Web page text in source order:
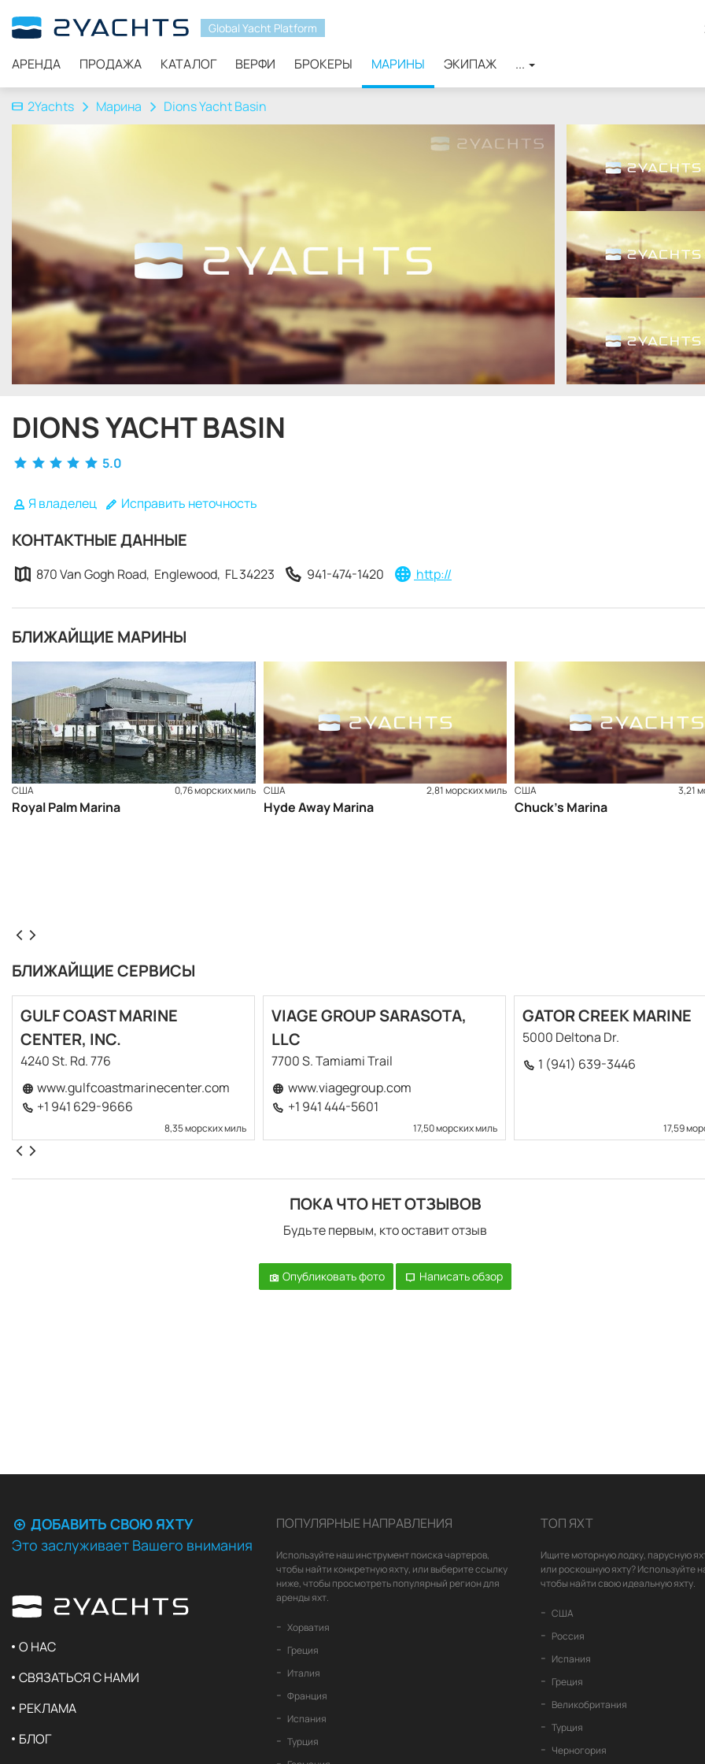
Global Yacht Platform
АРЕНДА ПРОДАЖА КАТАЛОГ ВЕРФИ БРОКЕРЫ МАРИНЫ ЭКИПАЖ ...
2Yachts Марина Dions Yacht Basin
DIONS YACHT BASIN
5.0
Я владелец Исправить неточность
КОНТАКТНЫЕ ДАННЫЕ
870 Van Gogh Road, Englewood, FL 34223 941-474-1420 http://
БЛИЖАЙЩИЕ МАРИНЫ
США 0,76 морских миль
Royal Palm Marina
США 2,81 морских миль
Hyde Away Marina
США 3,21
Chuck’s Marina
БЛИЖАЙЩИЕ СЕРВИСЫ
GULF COAST MARINE
CENTER, INC.
4240 St. Rd. 776
www.gulfcoastmarinecenter.com
+1 941 629-9666
8,35 морских миль
VIAGE GROUP SARASOTA,
LLC
7700 S. Tamiami Trail
www.viagegroup.com
+1 941 444-5601
17,50 морских миль
GATOR CREEK MARINE
5000 Deltona Dr.
1 (941) 639-3446
17,59
ПОКА ЧТО НЕТ ОТЗЫВОВ
Будьте первым, кто оставит отзыв
Опубликовать фото Написать обзор
ДОБАВИТЬ СВОЮ ЯХТУ
Это заслуживает Вашего внимания
О НАС
СВЯЗАТЬСЯ С НАМИ
РЕКЛАМА
БЛОГ
ПОПУЛЯРНЫЕ НАПРАВЛЕНИЯ
Используйте наш инструмент поиска чартеров,
чтобы найти конкретную яхту, или выберите ссылку
ниже, чтобы просмотреть популярный регион для
аренды яхт.
Хорватия
Греция
Италия
Франция
Испания
Турция
ТОП ЯХТ
Ищите моторную лодку, парусную
или роскошную яхту? Используйте
чтобы найти свою идеальную яхту.
США
Россия
Испания
Греция
Великобритания
Турция
Черногория